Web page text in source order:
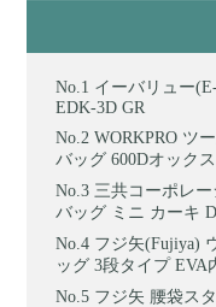
イーバリュー
EDK-3D GR
WORKPRO ツ
バッグ 600Dオック
三共コーポレ
バッグ ミニ カーキ
フジ矢(Fujiya)
ッグ 3段タイプ EVA
フジ矢 腰袋ス